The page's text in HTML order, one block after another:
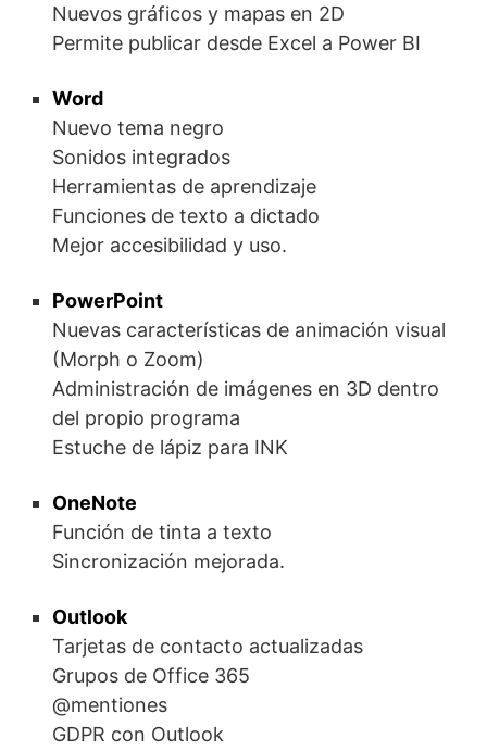
Nuevos gráficos y mapas en 2D
Permite publicar desde Excel a Power BI
Word
Nuevo tema negro
Sonidos integrados
Herramientas de aprendizaje
Funciones de texto a dictado
Mejor accesibilidad y uso.
PowerPoint
Nuevas características de animación visual
(Morph o Zoom)
Administración de imágenes en 3D dentro
del propio programa
Estuche de lápiz para INK
OneNote
Función de tinta a texto
Sincronización mejorada.
Outlook
Tarjetas de contacto actualizadas
Grupos de Office 365
@mentiones
GDPR con Outlook